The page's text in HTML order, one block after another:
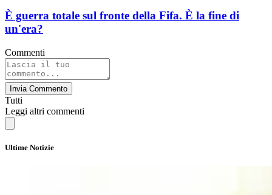
È guerra totale sul fronte della Fifa. È la fine di
un'era?
Commenti
Invia Commento
Tutti
Leggi altri commenti
Ultime Notizie